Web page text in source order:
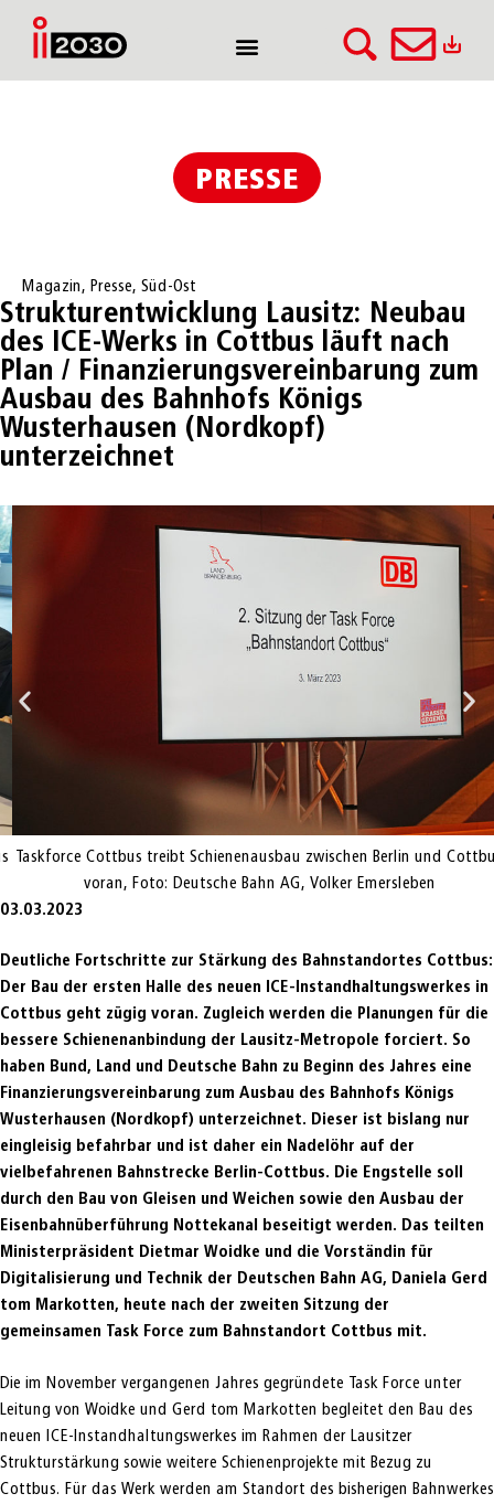
PRESSE
Magazin, Presse, Süd-Ost
Strukturentwicklung Lausitz: Neubau
des ICE-Werks in Cottbus läuft nach
Plan / Finanzierungsvereinbarung zum
Ausbau des Bahnhofs Königs
Wusterhausen (Nordkopf)
unterzeichnet
Taskforce Cottbus treibt Schienenausbau zwischen Berlin und Cottbus
voran, Foto: Deutsche Bahn AG, Volker Emersleben
03.03.2023
Deutliche Fortschritte zur Stärkung des Bahnstandortes Cottbus:
Der Bau der ersten Halle des neuen ICE-Instandhaltungswerkes in
Cottbus geht zügig voran. Zugleich werden die Planungen für die
bessere Schienenanbindung der Lausitz-Metropole forciert. So
haben Bund, Land und Deutsche Bahn zu Beginn des Jahres eine
Finanzierungsvereinbarung zum Ausbau des Bahnhofs Königs
Wusterhausen (Nordkopf) unterzeichnet. Dieser ist bislang nur
eingleisig befahrbar und ist daher ein Nadelöhr auf der
vielbefahrenen Bahnstrecke Berlin-Cottbus. Die Engstelle soll
durch den Bau von Gleisen und Weichen sowie den Ausbau der
Eisenbahnüberführung Nottekanal beseitigt werden. Das teilten
Ministerpräsident Dietmar Woidke und die Vorständin für
Digitalisierung und Technik der Deutschen Bahn AG, Daniela Gerd
tom Markotten, heute nach der zweiten Sitzung der
gemeinsamen Task Force zum Bahnstandort Cottbus mit.
Die im November vergangenen Jahres gegründete Task Force unter
Leitung von Woidke und Gerd tom Markotten begleitet den Bau des
neuen ICE-Instandhaltungswerkes im Rahmen der Lausitzer
Strukturstärkung sowie weitere Schienenprojekte mit Bezug zu
Cottbus. Für das Werk werden am Standort des bisherigen Bahnwerkes